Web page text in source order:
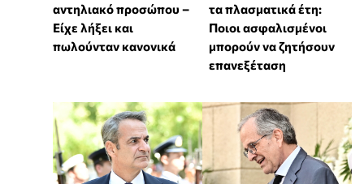
αντηλιακό προσώπου –
Είχε λήξει και
πωλούνταν κανονικά
τα πλασματικά έτη:
Ποιοι ασφαλισμένοι
μπορούν να ζητήσουν
επανεξέταση